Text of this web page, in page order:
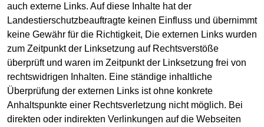
auch externe Links. Auf diese Inhalte hat der
Landestierschutzbeauftragte keinen Einfluss und übernimmt
keine Gewähr für die Richtigkeit, Die externen Links wurden
zum Zeitpunkt der Linksetzung auf Rechtsverstöße
überprüft und waren im Zeitpunkt der Linksetzung frei von
rechtswidrigen Inhalten. Eine ständige inhaltliche
Überprüfung der externen Links ist ohne konkrete
Anhaltspunkte einer Rechtsverletzung nicht möglich. Bei
direkten oder indirekten Verlinkungen auf die Webseiten